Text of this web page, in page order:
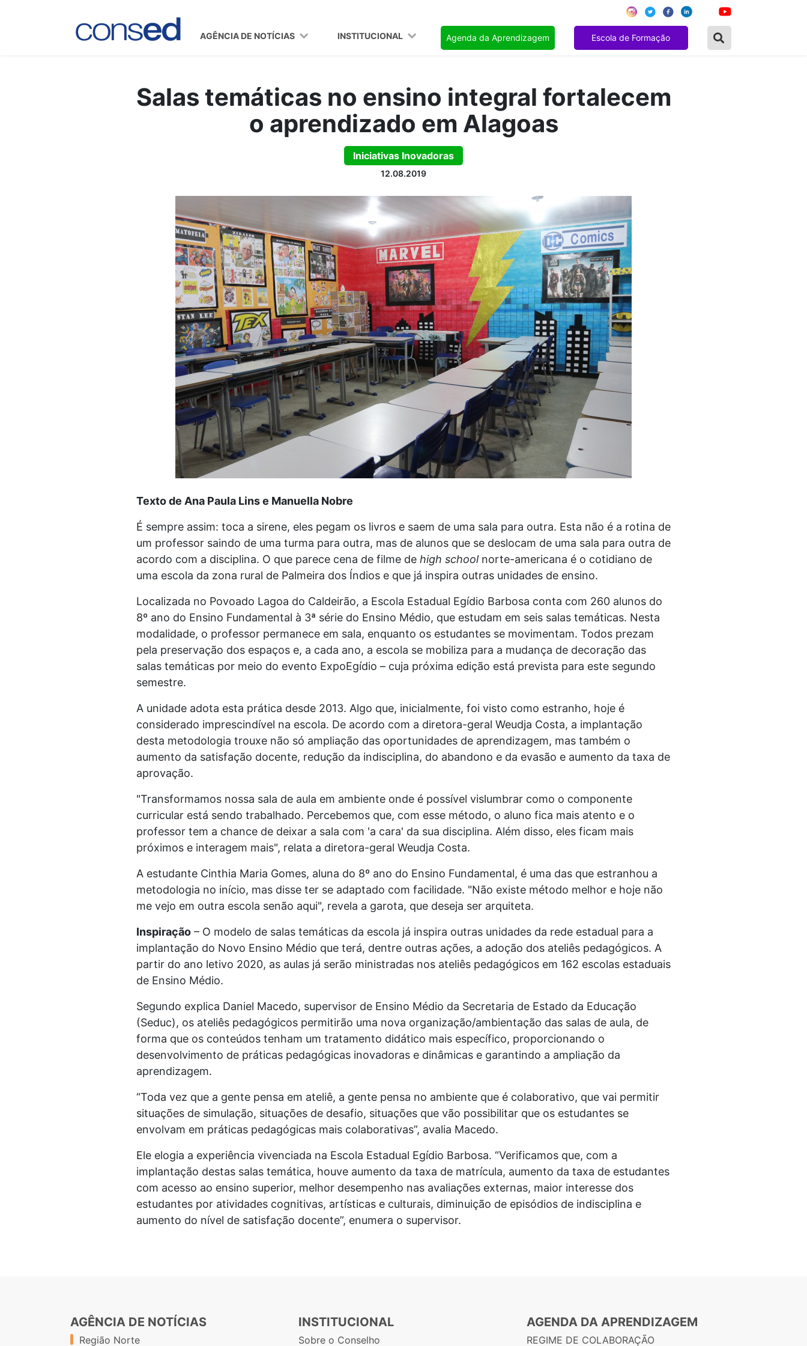
AGÊNCIA DE NOTÍCIAS INSTITUCIONAL Agenda da Aprendizagem Escola de Formação
Salas temáticas no ensino integral fortalecem
o aprendizado em Alagoas
Iniciativas Inovadoras
12.08.2019
Texto de Ana Paula Lins e Manuella Nobre
É sempre assim: toca a sirene, eles pegam os livros e saem de uma sala para outra. Esta não é a rotina de
um professor saindo de uma turma para outra, mas de alunos que se deslocam de uma sala para outra de
acordo com a disciplina. O que parece cena de filme de high schoolnorte-americana é o cotidiano de
uma escola da zona rural de Palmeira dos Índios e que já inspira outras unidades de ensino.
Localizada no Povoado Lagoa do Caldeirão, a Escola Estadual Egídio Barbosa conta com 260 alunos do
8º ano do Ensino Fundamental à 3ª série do Ensino Médio, que estudam em seis salas temáticas. Nesta
modalidade, o professor permanece em sala, enquanto os estudantes se movimentam. Todos prezam
pela preservação dos espaços e, a cada ano, a escola se mobiliza para a mudança de decoração das
salas temáticas por meio do evento ExpoEgídio – cuja próxima edição está prevista para este segundo
semestre.
A unidade adota esta prática desde 2013. Algo que, inicialmente, foi visto como estranho, hoje é
considerado imprescindível na escola. De acordo com a diretora-geral Weudja Costa, a implantação
desta metodologia trouxe não só ampliação das oportunidades de aprendizagem, mas também o
aumento da satisfação docente, redução da indisciplina, do abandono e da evasão e aumento da taxa de
aprovação.
"Transformamos nossa sala de aula em ambiente onde é possível vislumbrar como o componente
curricular está sendo trabalhado. Percebemos que, com esse método, o aluno fica mais atento e o
professor tem a chance de deixar a sala com 'a cara' da sua disciplina. Além disso, eles ficam mais
próximos e interagem mais", relata a diretora-geral Weudja Costa.
A estudante Cinthia Maria Gomes, aluna do 8º ano do Ensino Fundamental, é uma das que estranhou a
metodologia no início, mas disse ter se adaptado com facilidade. "Não existe método melhor e hoje não
me vejo em outra escola senão aqui", revela a garota, que deseja ser arquiteta.
Inspiração – O modelo de salas temáticas da escola já inspira outras unidades da rede estadual para a
implantação do Novo Ensino Médio que terá, dentre outras ações, a adoção dos ateliês pedagógicos. A
partir do ano letivo 2020, as aulas já serão ministradas nos ateliês pedagógicos em 162 escolas estaduais
de Ensino Médio.
Segundo explica Daniel Macedo, supervisor de Ensino Médio da Secretaria de Estado da Educação
(Seduc), os ateliês pedagógicos permitirão uma nova organização/ambientação das salas de aula, de
forma que os conteúdos tenham um tratamento didático mais específico, proporcionando o
desenvolvimento de práticas pedagógicas inovadoras e dinâmicas e garantindo a ampliação da
aprendizagem.
“Toda vez que a gente pensa em ateliê, a gente pensa no ambiente que é colaborativo, que vai permitir
situações de simulação, situações de desafio, situações que vão possibilitar que os estudantes se
envolvam em práticas pedagógicas mais colaborativas”, avalia Macedo.
Ele elogia a experiência vivenciada na Escola Estadual Egídio Barbosa. “Verificamos que, com a
implantação destas salas temática, houve aumento da taxa de matrícula, aumento da taxa de estudantes
com acesso ao ensino superior, melhor desempenho nas avaliações externas, maior interesse dos
estudantes por atividades cognitivas, artísticas e culturais, diminuição de episódios de indisciplina e
aumento do nível de satisfação docente”, enumera o supervisor.
AGÊNCIA DE NOTÍCIAS
Região Norte
INSTITUCIONAL
Sobre o Conselho
AGENDA DA APRENDIZAGEM
REGIME DE COLABORAÇÃO